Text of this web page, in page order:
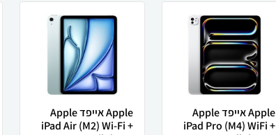
Apple אייפד Apple
iPad Pro (M4) WiFi +
Apple אייפד Apple
iPad Air (M2) Wi-Fi +